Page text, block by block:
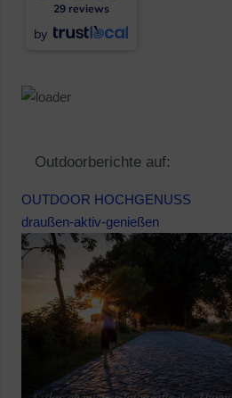
29 reviews
by
Outdoorberichte auf:
OUTDOOR HOCHGENUSS
draußen-aktiv-genießen